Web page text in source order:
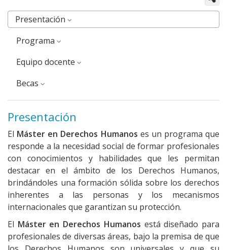
Presentación
Programa
Equipo docente
Becas
Presentación
El Máster en Derechos Humanos es un programa que
responde a la necesidad social de formar profesionales
con conocimientos y habilidades que les permitan
destacar en el ámbito de los Derechos Humanos,
brindándoles una formación sólida sobre los derechos
inherentes a las personas y los mecanismos
internacionales que garantizan su protección.
El Máster en Derechos Humanos está diseñado para
profesionales de diversas áreas, bajo la premisa de que